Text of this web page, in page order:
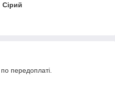
Сірий
передоплаті.